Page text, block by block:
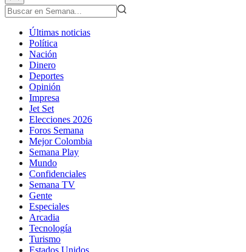
Últimas noticias
Política
Nación
Dinero
Deportes
Opinión
Impresa
Jet Set
Elecciones 2026
Foros Semana
Mejor Colombia
Semana Play
Mundo
Confidenciales
Semana TV
Gente
Especiales
Arcadia
Tecnología
Turismo